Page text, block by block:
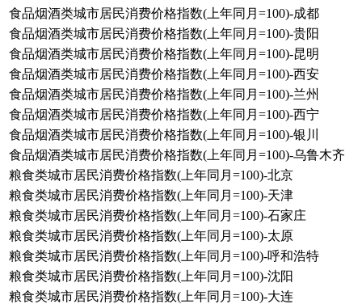
食品烟酒类城市居民消费价格指数(上年同月=100)-成都
食品烟酒类城市居民消费价格指数(上年同月=100)-贵阳
食品烟酒类城市居民消费价格指数(上年同月=100)-昆明
食品烟酒类城市居民消费价格指数(上年同月=100)-西安
食品烟酒类城市居民消费价格指数(上年同月=100)-兰州
食品烟酒类城市居民消费价格指数(上年同月=100)-西宁
食品烟酒类城市居民消费价格指数(上年同月=100)-银川
食品烟酒类城市居民消费价格指数(上年同月=100)-乌鲁木齐
粮食类城市居民消费价格指数(上年同月=100)-北京
粮食类城市居民消费价格指数(上年同月=100)-天津
粮食类城市居民消费价格指数(上年同月=100)-石家庄
粮食类城市居民消费价格指数(上年同月=100)-太原
粮食类城市居民消费价格指数(上年同月=100)-呼和浩特
粮食类城市居民消费价格指数(上年同月=100)-沈阳
粮食类城市居民消费价格指数(上年同月=100)-大连